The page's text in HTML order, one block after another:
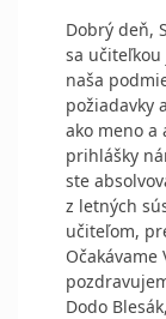
Dobrý deň,
sa učiteľkou
naša
požiadavky
ako meno a
prihlášky
ste
z letných
učiteľom,
Očakávame
Dodo